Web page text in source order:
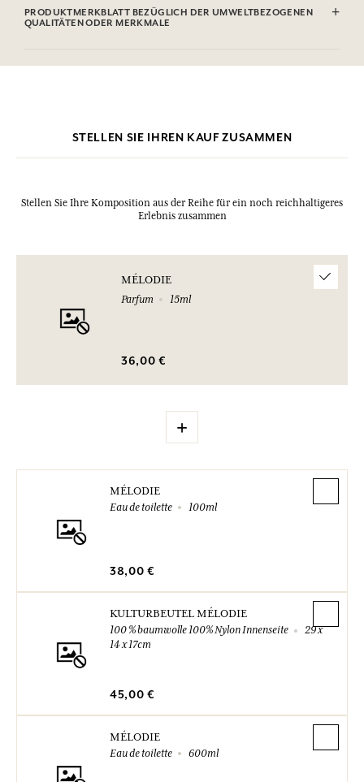
Hydroxycitronellal, Citronellol, Limonene, Linalool, Geraniol, Citral
PRODUKTMERKBLATT BEZÜGLICH DER UMWELTBEZOGENEN
QUALITÄTEN ODER MERKMALE
Bitte konsultieren Sie die Umweltqualitäten oder -merkmale, indem
STELLEN SIE IHREN KAUF ZUSAMMEN
Stellen Sie Ihre Komposition aus der Reihe für ein noch reichhaltigeres
Erlebnis zusammen
MÉLODIE
Parfum
15ml
36,00 €
+
MÉLODIE
Eau de toilette
100ml
38,00 €
KULTURBEUTEL MÉLODIE
100 % baumwolle 100% Nylon Innenseite
29 x
14 x 17cm
45,00 €
MÉLODIE
Eau de toilette
600ml